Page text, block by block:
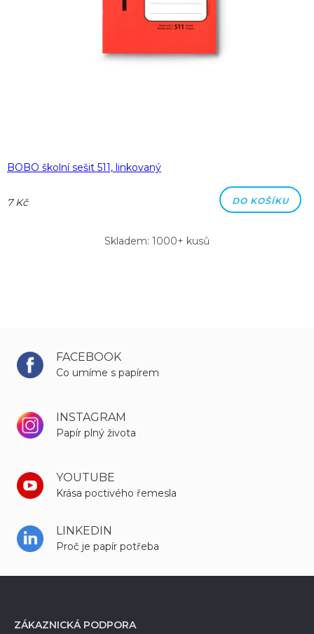
BOBO školní sešit 511, linkovaný
7 Kč DO KOŠÍKU
Skladem: 1000+ kusů
FACEBOOK
Co umíme s papírem
INSTAGRAM
Papír plný života
YOUTUBE
Krása poctivého řemesla
LINKEDIN
Proč je papír potřeba
ZÁKAZNICKÁ PODPORA